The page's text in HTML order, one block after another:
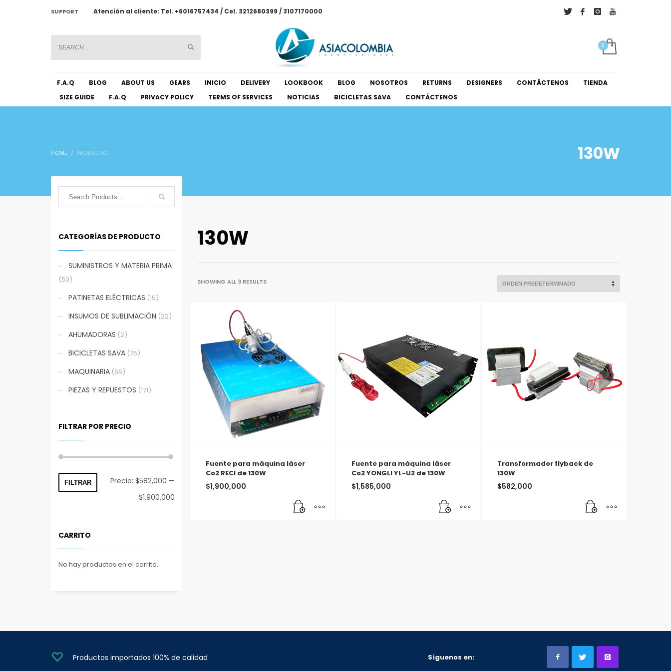
SUPPORT Atención al cliente: Tel. +6016757434 / Cel. 3212680399 / 3107170000
F.A.Q BLOG ABOUT US GEARS INICIO DELIVERY LOOKBOOK BLOG NOSOTROS RETURNS DESIGNERS CONTÁCTENOS
TIENDA
SIZE GUIDE
F.A.Q PRIVACY POLICY TERMS OF SERVICES NOTICIAS BICICLETAS SAVA CONTÁCTENOS
HOME PRODUCTO 130W
130W
SHOWING ALL 3 RESULTS
Fuente para máquina láser
Co2 RECI de 130W
$1,900,000
Fuente para máquina láser
Co2 YONGLI YL-U2 de 130W
$1,585,000
Transformador flyback de
130W
$582,000
CATEGORÍAS DE PRODUCTO
SUMINISTROS Y MATERIA PRIMA
(50)
PATINETAS ELÉCTRICAS (15)
INSUMOS DE SUBLIMACIÓN (22)
AHUMADORAS (2)
BICICLETAS SAVA (75)
MAQUINARIA (66)
PIEZAS Y REPUESTOS (171)
FILTRAR POR PRECIO
FILTRAR Precio: $582,000 —
$1,900,000
CARRITO
No hay productos en el carrito.
Productos importados 100% de calidad Síguenos en: